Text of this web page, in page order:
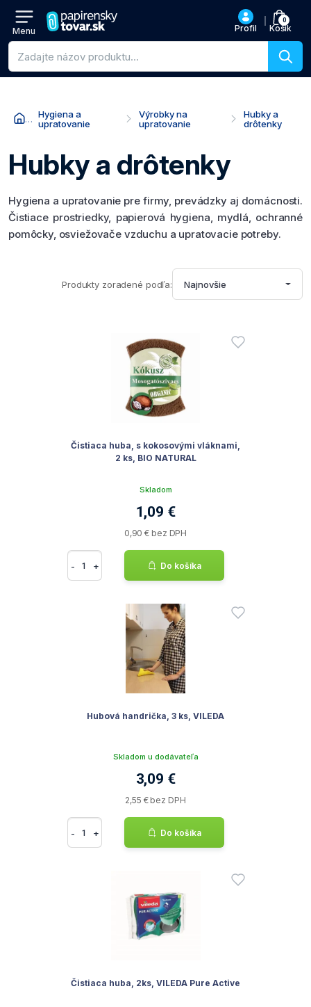
Menu Profil
0
Košík
Vyhľadávanie produktov
Hygiena a
upratovanie
Výrobky na
upratovanie
Hubky a
drôtenky
Hubky a drôtenky
Hygiena a upratovanie pre firmy, prevádzky aj domácnosti.
Čistiace prostriedky, papierová hygiena, mydlá, ochranné
pomôcky, osviežovače vzduchu a upratovacie potreby.
Produkty zoradené podľa: Najnovšie
Čistiaca huba, s kokosovými vláknami,
2 ks, BIO NATURAL
Skladom
1,09 €
0,90 € bez DPH
- + Do košíka
Hubová handrička, 3 ks, VILEDA
Skladom u dodávateľa
3,09 €
2,55 € bez DPH
- + Do košíka
Čistiaca huba, 2ks, VILEDA Pure Active